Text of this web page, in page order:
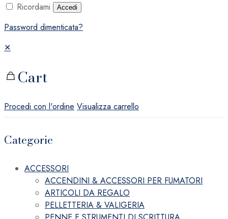
Ricordami Accedi
Password dimenticata?
✕
Cart
Procedi con l'ordine Visualizza carrello
Categorie
ACCESSORI
ACCENDINI & ACCESSORI PER FUMATORI
ARTICOLI DA REGALO
PELLETTERIA & VALIGERIA